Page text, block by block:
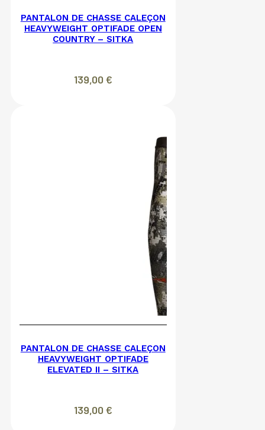
PANTALON DE CHASSE CALEÇON
HEAVYWEIGHT OPTIFADE OPEN
COUNTRY – SITKA
139,00 €
PANTALON DE CHASSE CALEÇON
HEAVYWEIGHT OPTIFADE
ELEVATED II – SITKA
139,00 €